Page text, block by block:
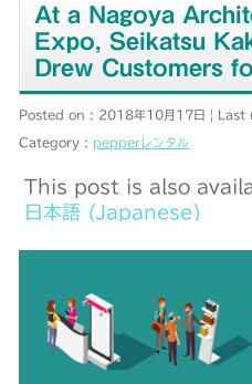
At a Nagoya
Expo, Seikatsu
Drew Customers
Posted on : 2018年10月17日 Last
Category : pepperレンタル
This post is also
日本語 (Japanese)